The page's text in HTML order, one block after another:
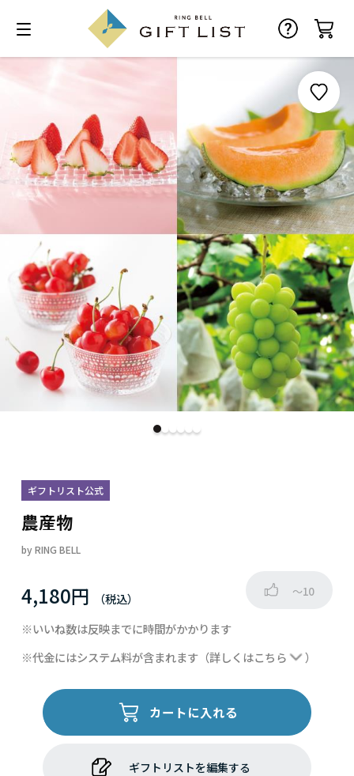
お気に入り
ギフトリスト公式
農産物
byRING BELL
4,180円 ～10
※いいね数は反映までに時間がかかります
※代金にはシステム料が含まれます（詳しくはこちら ）
カートに入れる
ギフトリストを編集する